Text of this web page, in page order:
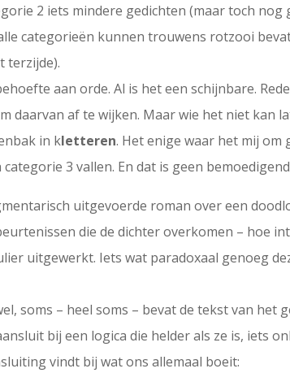
2 iets mindere gedichten (maar toch
categorieën kunnen trouwens rotzooi
terzijde).
aan orde. Al is het een schijnbare.
daarvan af te wijken. Maar wie het niet kan
in kletteren. Het enige waar het mij om
3 vallen. En dat is geen
uitgevoerde roman over een
die de dichter overkomen – hoe
uitgewerkt. Iets wat paradoxaal genoeg
soms – heel soms – bevat de tekst van het
bij een logica die helder als ze is, iets
vindt bij wat ons allemaal boeit: